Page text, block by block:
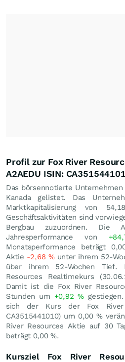
Profil zur Fox River
A2AEDU ISIN:
Das börsennotierte
Kanada gelistet. Das
Marktkapitalisierung von
Geschäftsaktivitäten sind
Bergbau zuzuordnen. Die
Jahresperformance von
Monatsperformance beträgt
Aktie -2,68 %unter ihrem 52-
über ihrem 52-Wochen Tief.
Resources Realtimekurs (
Damit ist die Fox River
Stunden um +0,92%
sich der Kurs der Fox River
CA3515441010) um 0,00 %
River Resources Aktie auf 30
beträgt 0,00%.
Kursziel Fox River